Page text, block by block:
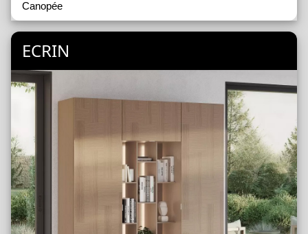
Canopée
ECRIN